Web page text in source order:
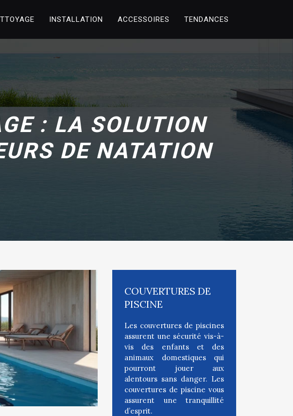
INSTALLATION ACCESSOIRES TENDANCES
: LA SOLUTION
DE NATATION
COUVERTURES DE
PISCINE
Les couvertures de piscines
assurent une sécurité vis-à-
vis des enfants et des
animaux domestiques qui
pourront jouer aux
alentours sans danger. Les
couvertures de piscine vous
assurent une tranquillité
d’esprit.